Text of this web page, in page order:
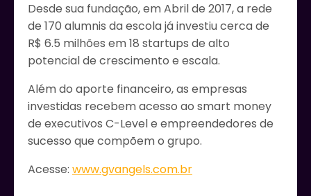
Desde sua fundação, em Abril de 2017, a rede
de 170 alumnis da escola já investiu cerca de
R$ 6.5 milhões em 18 startups de alto
potencial de crescimento e escala.
Além do aporte financeiro, as empresas
investidas recebem acesso ao smart money
de executivos C-Level e empreendedores de
sucesso que compõem o grupo.
Acesse: www.gvangels.com.br